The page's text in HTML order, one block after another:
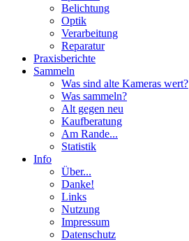
Belichtung
Optik
Verarbeitung
Reparatur
Praxisberichte
Sammeln
Was sind alte Kameras wert?
Was sammeln?
Alt gegen neu
Kaufberatung
Am Rande...
Statistik
Info
Über...
Danke!
Links
Nutzung
Impressum
Datenschutz